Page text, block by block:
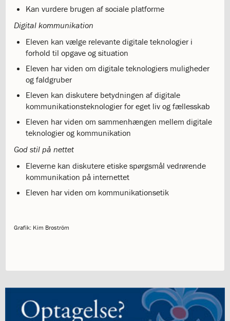
betingelser
7.0:
Kontakt
8.0:
9.0:
Bilingual
Department
Kan vurdere brugen af sociale platforme
Digital kommunikation
Eleven kan vælge relevante digitale teknologier i
forhold til opgave og situation
Eleven har viden om digitale teknologiers muligheder
og faldgruber
Eleven kan diskutere betydningen af digitale
kommunikationsteknologier for eget liv og fællesskab
Eleven har viden om sammenhængen mellem digitale
teknologier og kommunikation
God stil på nettet
Eleverne kan diskutere etiske spørgsmål vedrørende
kommunikation på internettet
Eleven har viden om kommunikationsetik
Grafik: Kim Broström